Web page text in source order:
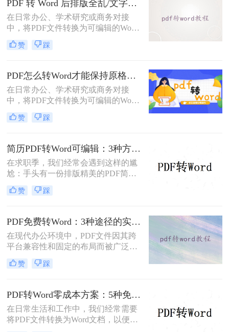
PDF 转 Word 后排版全乱/文字错位/串行/乱跑怎么办？3种高保真转换方法全解析
在日常办公、学术研究或商务对接
中，将PDF文件转换为可编辑的Word
文档是极高频的需求。但最令人头疼
的往往不是转换本身，而是转换后出
等“惨剧”。面对PDF 转 Word 后排版
全乱/文字错位/串行/乱跑怎么办这一
难题，很多人尝试了各种免费工具却
依然无法解决。
赞 踩
PDF怎么转Word才能保持原格式不变/版式不乱？3种专业有效方法全解析！
在日常办公、学术研究或商务对接
中，将PDF文件转换为可编辑的Word
文档是极高频的需求。但最令人头疼
的往往不是转换本身，而是转换后出
等“惨剧”。因此，很多人都在苦苦寻
找“PDF怎么转Word才能保持原格式
不变/版式不乱”的完美方案。
赞 踩
简历PDF转Word可编辑：3种方法保留排版不乱的实测！
在求职季，我们经常会遇到这样的尴
尬：手头有一份排版精美的PDF简
历，但招聘系统只允许上传Word格
式，或者HR希望能直接在简历上修
怎么转word简历的技巧就显得至关重
要。直接复制粘贴不仅会打乱排版，
还可能丢失关键信息。
赞 踩
PDF免费转Word：3种途径的实际费用、限制和效果对比！
在现代办公环境中，PDF文件因其跨
平台兼容性和固定的布局而被广泛使
用。然而，在需要对内容进行编辑
时，我们往往需要将其转换为Word文
呢？本文将介绍三种常用的免费方法
来实现这一目标。
赞 踩
PDF转Word零成本方案：5种免费路径的适用边界和效果评估！
在日常生活和工作中，我们经常需要
将PDF文件转换为Word文档，以便进
行编辑、修改或进一步处理。然而，